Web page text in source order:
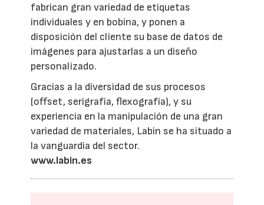
fabrican gran variedad de etiquetas
individuales y en bobina, y ponen a
disposición del cliente su base de datos de
imágenes para ajustarlas a un diseño
personalizado.
Gracias a la diversidad de sus procesos
(offset, serigrafía, flexografía), y su
experiencia en la manipulación de una gran
variedad de materiales, Labin se ha situado a
la vanguardia del sector.
www.labin.es